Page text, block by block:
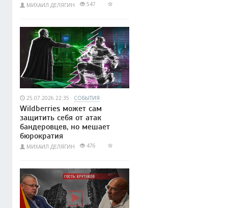
МИХАИЛ ДЕЛЯГИН 547
25.07.2026 22:35 СОБЫТИЯ
Wildberries может сам
защитить себя от атак
бандеровцев, но мешает
бюрократия
МИХАИЛ ДЕЛЯГИН 476